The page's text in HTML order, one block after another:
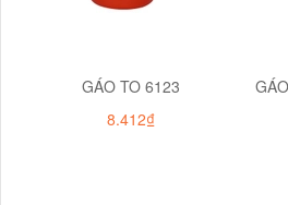
GÁO TO 6123
8.412₫